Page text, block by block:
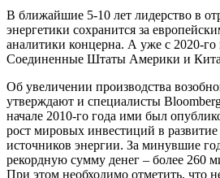
В ближайшие 5-10 лет лидерство в
энергетики сохранится за
аналитики концерна. А уже с 2020-го
Соединенные Штаты Америки и
Об увеличении производства
утверждают и специалисты
начале 2010-го года ими был
рост мировых инвестиций в
источников энергии. За минувшие
рекордную сумму денег – более 260
При этом необходимо отметить, что